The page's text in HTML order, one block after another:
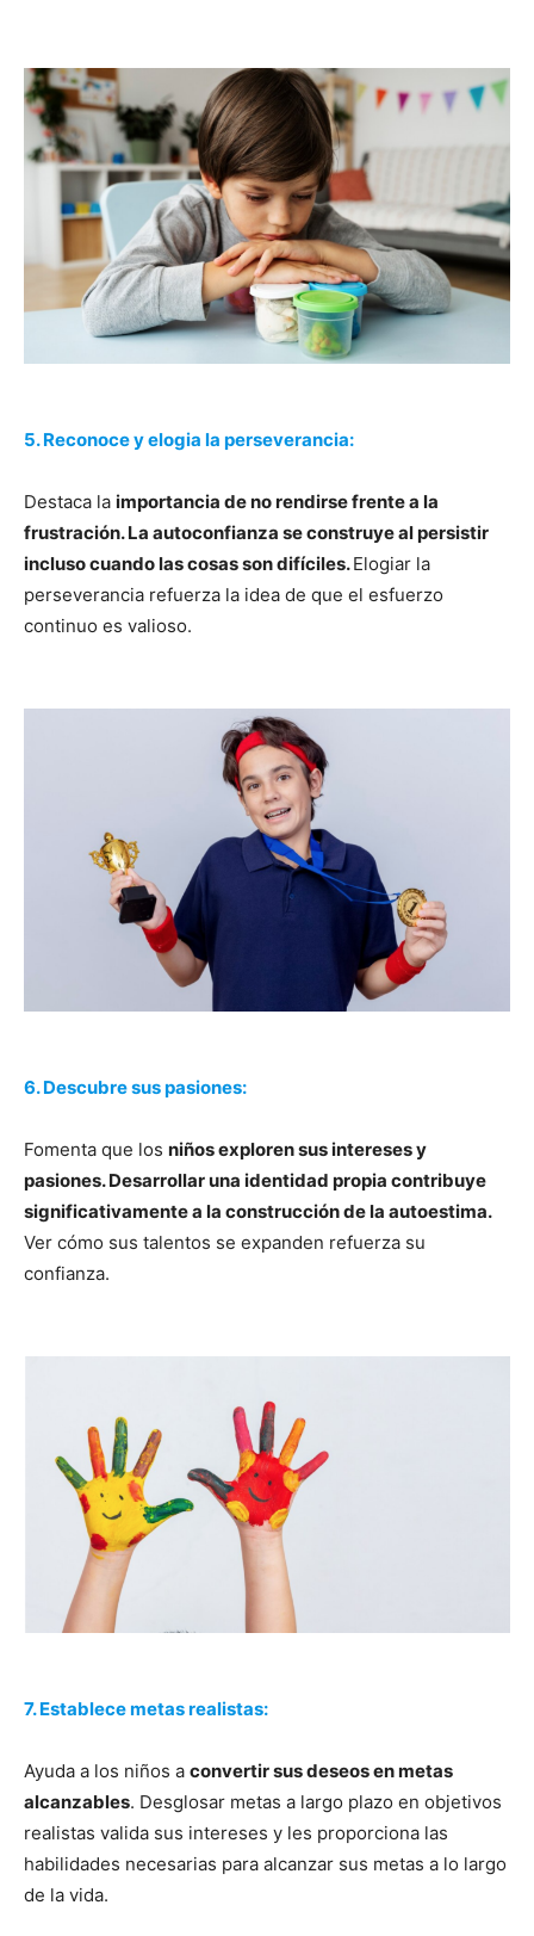
5. Reconoce y elogia la perseverancia:
Destaca la importancia de no rendirse frente a la
frustración. La autoconfianza se construye al persistir
incluso cuando las cosas son difíciles.Elogiar la
perseverancia refuerza la idea de que el esfuerzo
continuo es valioso.
6. Descubre sus pasiones:
Fomenta que los niños exploren sus intereses y
pasiones. Desarrollar una identidad propia contribuye
significativamente a la construcción de la autoestima.
Ver cómo sus talentos se expanden refuerza su
confianza.
7. Establece metas realistas:
Ayuda a los niños a convertir sus deseos en metas
alcanzables. Desglosar metas a largo plazo en objetivos
realistas valida sus intereses y les proporciona las
habilidades necesarias para alcanzar sus metas a lo largo
de la vida.